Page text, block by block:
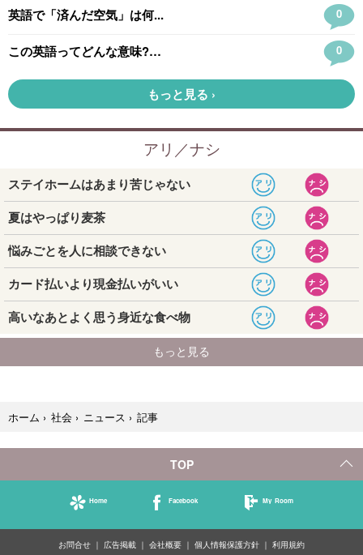
ホーム › 社会 › ニュース › 記事
TOP
Home Facebook My Room
お問合せ 広告掲載 会社概要 個人情報保護方針 利用規約